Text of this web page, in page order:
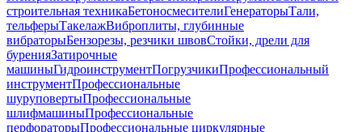
строительная техникаБетоносмесителиГенераторыТали,
тельферыТакелажВиброплиты, глубинные
вибраторыБензорезы, резчики швовСтойки, дрели для
буренияЗатирочные
машиныГидроинструментПогрузчикиПрофессиональный
инструментПрофессиональные
шуруповертыПрофессиональные
шлифмашиныПрофессиональные
перфораторыПрофессиональные циркулярные